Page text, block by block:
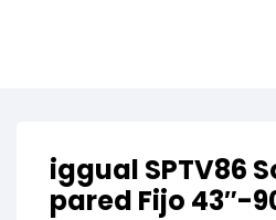
iggual SPTV86
pared Fijo 43″-